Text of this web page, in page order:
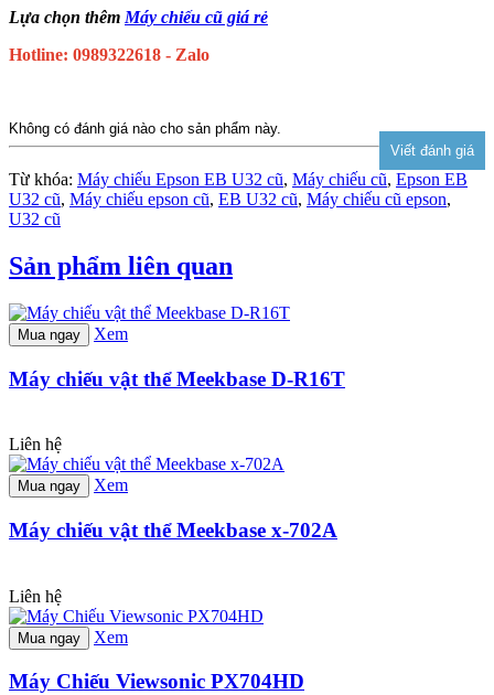
Lựa chọn thêm Máy chiếu cũ giá rẻ
Hotline: 0989322618 - Zalo
Không có đánh giá nào cho sản phẩm này.
Từ khóa: Máy chiếu Epson EB U32 cũ, Máy chiếu cũ, Epson EB
U32 cũ, Máy chiếu epson cũ, EB U32 cũ, Máy chiếu cũ epson,
U32 cũ
Sản phẩm liên quan
Mua ngay Xem
Máy chiếu vật thể Meekbase D-R16T
Liên hệ
Mua ngay Xem
Máy chiếu vật thể Meekbase x-702A
Liên hệ
Mua ngay Xem
Máy Chiếu Viewsonic PX704HD